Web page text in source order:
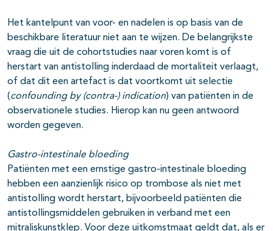
Het kantelpunt van voor- en nadelen is op basis van de
beschikbare literatuur niet aan te wijzen. De belangrijkste
vraag die uit de cohortstudies naar voren komt is of
herstart van antistolling inderdaad de mortaliteit verlaagt,
of dat dit een artefact is dat voortkomt uit selectie
(confounding by (contra-) indication) van patiënten in de
observationele studies. Hierop kan nu geen antwoord
worden gegeven.
Gastro-intestinale bloeding
Patiënten met een ernstige gastro-intestinale bloeding
hebben een aanzienlijk risico op trombose als niet met
antistolling wordt herstart, bijvoorbeeld patiënten die
antistollingsmiddelen gebruiken in verband met een
mitraliskunstklep. Voor deze uitkomstmaat geldt dat, als er